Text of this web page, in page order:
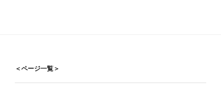
＜ページ一覧＞